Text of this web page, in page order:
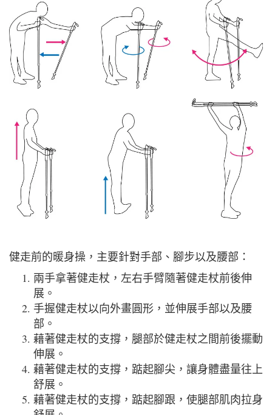
健走前的暖身操，主要針對手部、腳步以及腰部：
兩手拿著健走杖，左右手臂隨著健走杖前後伸
展。
手握健走杖以向外畫圓形，並伸展手部以及腰
部。
藉著健走杖的支撐，腿部於健走杖之間前後擺動
伸展。
藉著健走杖的支撐，踮起腳尖，讓身體盡量往上
舒展。
藉著健走杖的支撐，踮起腳跟，使腿部肌肉拉身